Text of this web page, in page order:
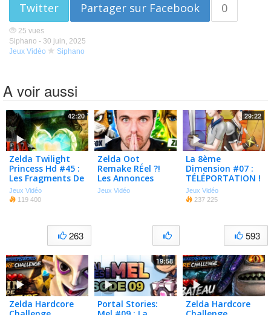
Twitter Partager sur Facebook 0
25 vues
Siphano - 30 juin, 2025
Jeux Vidéo
Siphano
A voir aussi
42:20
Zelda Twilight
Princess Hd #45 :
Les Fragments De
Coeur
Jeux Vidéo
119 400
263
Zelda Oot
Remake RÉel ?!
Les Annonces
Historiques De
Jeux Vidéo
29:22
La 8ème
Dimension #07 :
TÉLÉPORTATION !
Jeux Vidéo
237 225
593
Zelda Hardcore
19:58
Portal Stories:
Zelda Hardcore